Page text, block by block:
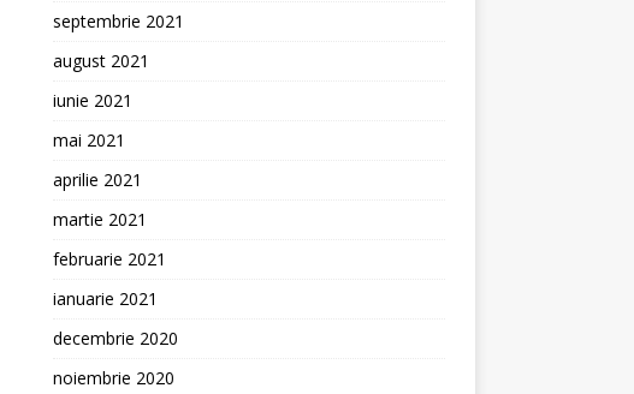
septembrie 2021
august 2021
iunie 2021
mai 2021
aprilie 2021
martie 2021
februarie 2021
ianuarie 2021
decembrie 2020
noiembrie 2020